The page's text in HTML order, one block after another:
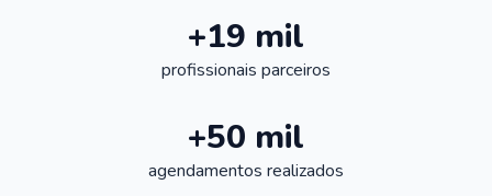
+19 mil
profissionais parceiros
+50 mil
agendamentos realizados